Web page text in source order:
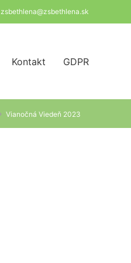
zsbethlena@zsbethlena.sk
Kontakt GDPR
Vianočná Viedeň 2023